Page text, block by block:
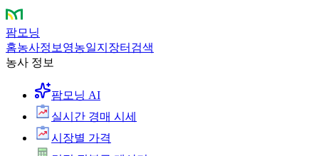
팜모닝
홈농사정보 영농일지 장터 검색
농사 정보
팜모닝 AI
실시간 경매 시세
시장별 가격